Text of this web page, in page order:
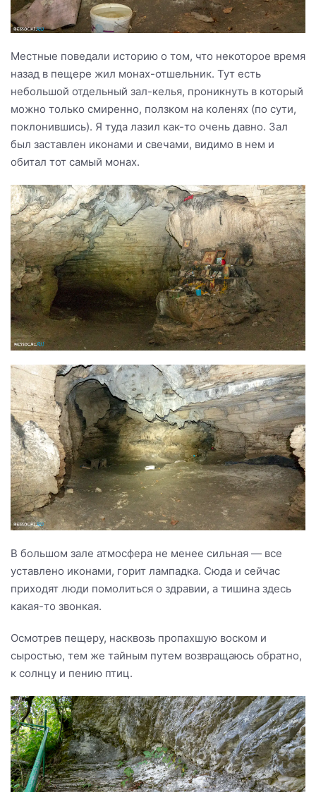
Местные поведали историю о том, что некоторое время
назад в пещере жил монах-отшельник. Тут есть
небольшой отдельный зал-келья, проникнуть в который
можно только смиренно, ползком на коленях (по сути,
поклонившись). Я туда лазил как-то очень давно. Зал
был заставлен иконами и свечами, видимо в нем и
обитал тот самый монах.
В большом зале атмосфера не менее сильная — все
уставлено иконами, горит лампадка. Сюда и сейчас
приходят люди помолиться о здравии, а тишина здесь
какая-то звонкая.
Осмотрев пещеру, насквозь пропахшую воском и
сыростью, тем же тайным путем возвращаюсь обратно,
к солнцу и пению птиц.